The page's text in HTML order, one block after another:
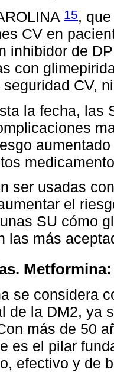
15,
CV en
inhibidor de
con
CV,
la fecha, las
ser usadas
el
SU cómo
las más
se considera
de la DM2, ya
más de 50
es el pilar
efectivo y de